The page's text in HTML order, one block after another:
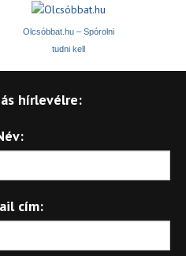
Olcsóbbat.hu – Spórolni
tudni kell
hírlevélre:
cím: